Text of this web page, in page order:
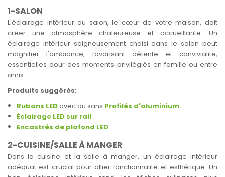
1-SALON
L'éclairage intérieur du salon, le cœur de votre maison, doit
créer une atmosphère chaleureuse et accueillante. Un
éclairage intérieur soigneusement choisi dans le salon peut
magnifier l'ambiance, favorisant détente et convivialité,
essentielles pour des moments privilégiés en famille ou entre
amis.
Produits suggérés:
Rubans LEDavec ou sans Profilés d'aluminium
Éclairage LED sur rail
Encastrés de plafond LED
2-CUISINE/SALLE À MANGER
Dans la cuisine et la salle à manger, un éclairage intérieur
adéquat est crucial pour allier fonctionnalité et esthétique. Un